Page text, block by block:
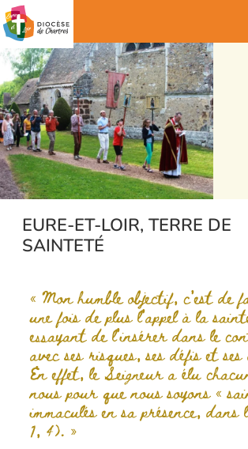
EURE-ET-LOIR, TERRE DE
SAINTETÉ
« Mon humble objectif, c’est de
une fois de plus l’appel à la
essayant de l’insérer dans le
avec ses risques, ses défis et
En effet, le Seigneur a élu
nous pour que nous soyons «
immaculés en sa présence, dans
1, 4). »